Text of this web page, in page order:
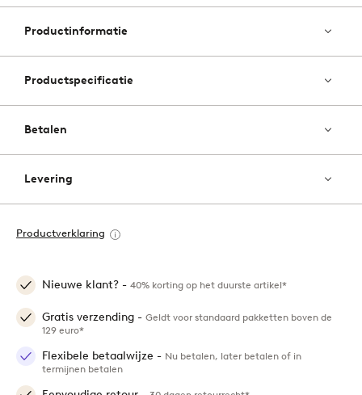
aan
Productinformatie
Productspecificatie
Betalen
Levering
Productverklaring
Nieuwe klant? - 40% korting op het duurste artikel*
Gratis verzending - Geldt voor standaard pakketten boven de
129 euro*
Flexibele betaalwijze - Nu betalen, later betalen of in
termijnen betalen